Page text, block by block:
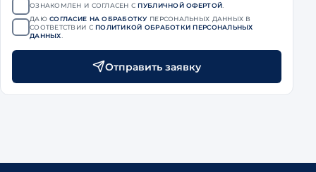
ОЗНАКОМЛЕН И СОГЛАСЕН СПУБЛИЧНОЙ ОФЕРТОЙ.
ДАЮСОГЛАСИЕ НА ОБРАБОТКУ ПЕРСОНАЛЬНЫХ ДАННЫХ В
СООТВЕТСТВИИ СПОЛИТИКОЙ ОБРАБОТКИ ПЕРСОНАЛЬНЫХ
ДАННЫХ.
Отправить заявку